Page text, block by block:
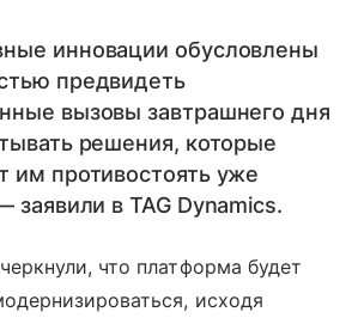
инновации обусловлены
предвидеть
вызовы завтрашнего дня
решения, которые
им противостоять уже
заявили в TAG Dynamics.
что платформа будет
исходя